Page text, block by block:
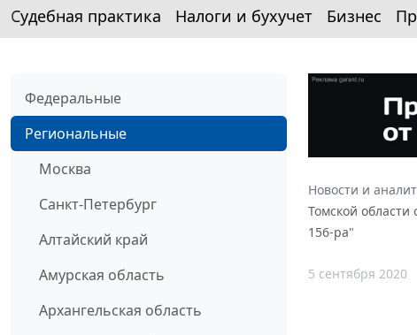
Судебная практика Налоги и бухучет Бизнес
Федеральные
Региональные
Москва
Санкт-Петербург
Алтайский край
Амурская область
Архангельская область
Новости и
Томской
156-ра"
5 сентября 2020